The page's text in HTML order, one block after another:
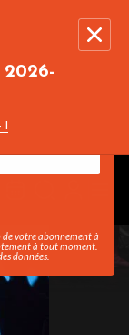
!
à
votre abonnement à
à tout moment.
données